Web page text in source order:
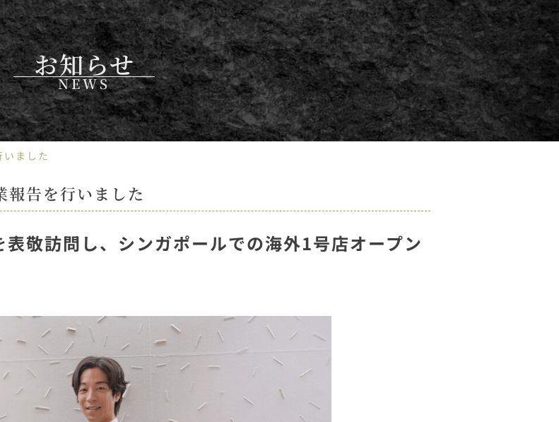
お知らせ
NEWS
ました
報告を行いました
敬訪問し、シンガポールでの海外1号店オープン